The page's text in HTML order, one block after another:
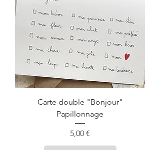
Carte double "Bonjour"
Papillonnage
Prix
5,00 €